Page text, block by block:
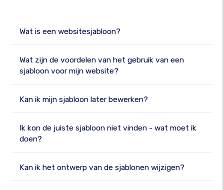
Wat is een websitesjabloon?
Wat zijn de voordelen van het gebruik van een
sjabloon voor mijn website?
Kan ik mijn sjabloon later bewerken?
Ik kon de juiste sjabloon niet vinden - wat moet ik
doen?
Kan ik het ontwerp van de sjablonen wijzigen?